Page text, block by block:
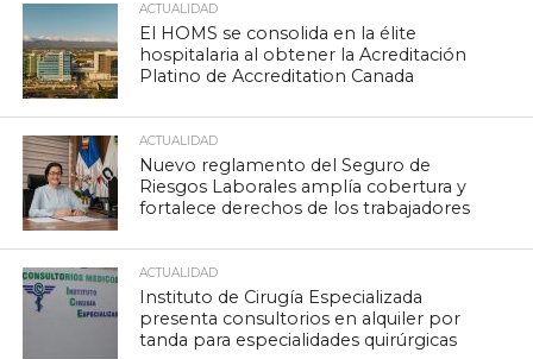
ACTUALIDAD
El HOMS se consolida en la élite
hospitalaria al obtener la Acreditación
Platino de Accreditation Canada
ACTUALIDAD
Nuevo reglamento del Seguro de
Riesgos Laborales amplía cobertura y
fortalece derechos de los trabajadores
ACTUALIDAD
Instituto de Cirugía Especializada
presenta consultorios en alquiler por
tanda para especialidades quirúrgicas